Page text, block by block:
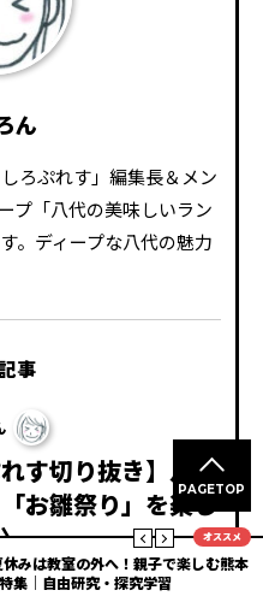
ん
ろぷれす」編集長＆メン
プ「八代の美味しいラン
。ディープな八代の魅力
事
れす切り抜き】八代
お雛祭り」を楽し
つしろのお雛祭り」後編！江
PAGETOP
オススメ
休みは教室の外へ！親子で楽しむ熊本
集｜自由研究・探究学習